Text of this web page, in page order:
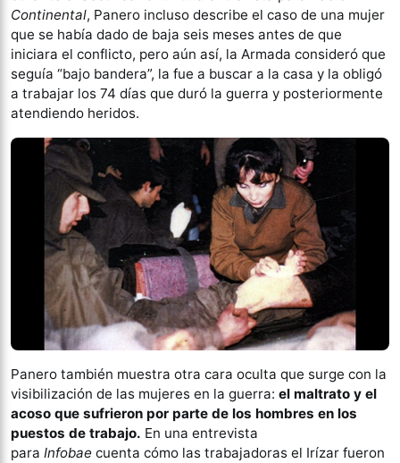
Continental, Panero incluso describe el caso de una mujer
que se había dado de baja seis meses antes de que
iniciara el conflicto, pero aún así, la Armada consideró que
seguía “bajo bandera”, la fue a buscar a la casa y la obligó
a trabajar los 74 días que duró la guerra y posteriormente
atendiendo heridos.
Panero también muestra otra cara oculta que surge con la
visibilización de las mujeres en la guerra: el maltrato y el
acoso que sufrieron por parte de los hombres en los
puestos de trabajo. En una entrevista
para Infobae cuenta cómo las trabajadoras el Irízar fueron